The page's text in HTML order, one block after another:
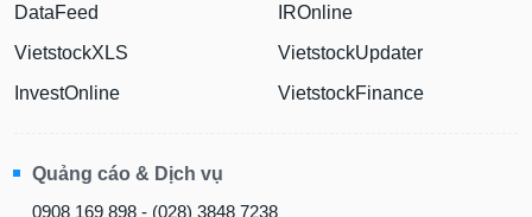
DataFeed
VietstockXLS
InvestOnline
IROnline
VietstockUpdater
VietstockFinance
Quảng cáo & Dịch vụ
0908 169 898 - (028) 3848 7238